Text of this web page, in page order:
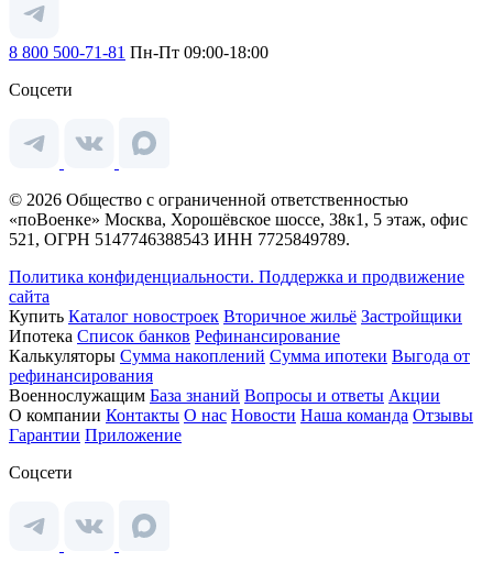
8 800 500-71-81 Пн-Пт 09:00-18:00
Соцсети
© 2026 Общество с ограниченной ответственностью
«поВоенке» Москва, Хорошёвское шоссе, 38к1, 5 этаж, офис
521, ОГРН 5147746388543 ИНН 7725849789.
Политика конфиденциальности. Поддержка и продвижение
сайта
Купить Каталог новостроек Вторичное жильё Застройщики
Ипотека Список банков Рефинансирование
Калькуляторы Сумма накоплений Сумма ипотеки Выгода от
рефинансирования
Военнослужащим База знаний Вопросы и ответы Акции
О компании Контакты О нас Новости Наша команда Отзывы
Гарантии Приложение
Соцсети